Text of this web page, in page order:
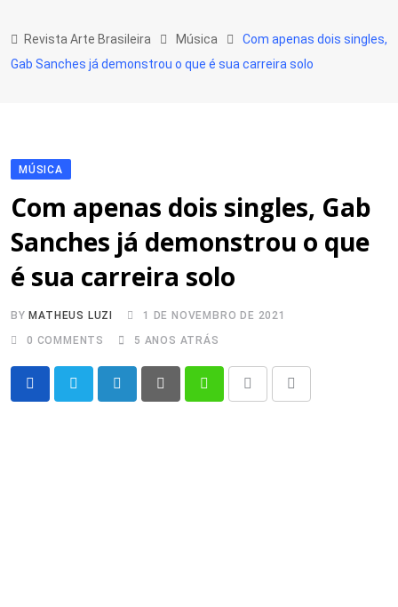
to
content
Revista Arte Brasileira Música
Com apenas dois singles,
Gab Sanches já demonstrou o que é sua carreira solo
MÚSICA
Com apenas dois singles, Gab
Sanches já demonstrou o que
é sua carreira solo
BY MATHEUS LUZI
1 DE NOVEMBRO DE 2021
0 COMMENTS 5 ANOS ATRÁS